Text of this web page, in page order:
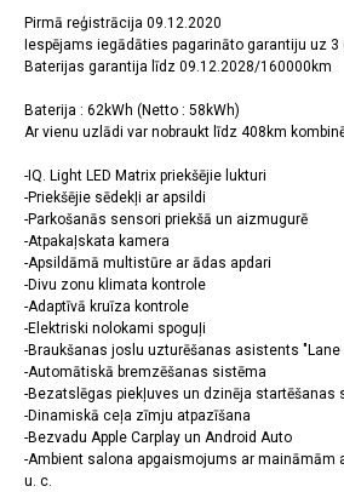
Pirmā reģistrācija 09.12.2020
Iespējams iegādāties pagarināto garantiju uz 3
Baterijas garantija līdz 09.12.2028/160000km
Baterija : 62kWh (Netto : 58kWh)
Ar vienu uzlādi var nobraukt līdz 408km
-IQ. Light LED Matrix priekšējie lukturi
-Priekšējie sēdekļi ar apsildi
-Parkošanās sensori priekšā un aizmugurē
-Atpakaļskata kamera
-Apsildāmā multistūre ar ādas apdari
-Divu zonu klimata kontrole
-Adaptīvā kruīza kontrole
-Elektriski nolokami spoguļi
-Braukšanas joslu uzturēšanas asistents
-Automātiskā bremzēšanas sistēma
-Bezatslēgas piekļuves un dzinēja startēšanas
-Dinamiskā ceļa zīmju atpazīšana
-Bezvadu Apple Carplay un Android Auto
-Ambient salona apgaismojums ar maināmām
u. c.